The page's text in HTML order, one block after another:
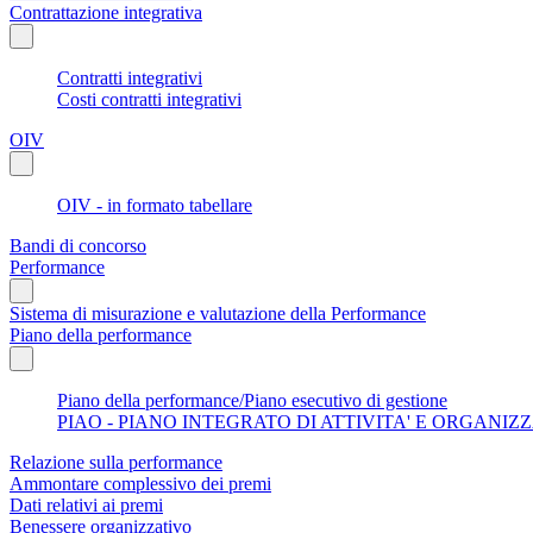
Contrattazione integrativa
Contratti integrativi
Costi contratti integrativi
OIV
OIV - in formato tabellare
Bandi di concorso
Performance
Sistema di misurazione e valutazione della Performance
Piano della performance
Piano della performance/Piano esecutivo di gestione
PIAO - PIANO INTEGRATO DI ATTIVITA' E
Relazione sulla performance
Ammontare complessivo dei premi
Dati relativi ai premi
Benessere organizzativo